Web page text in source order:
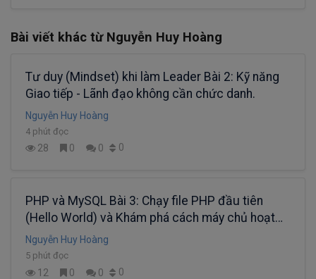
Bài viết khác từ Nguyễn Huy Hoàng
Tư duy (Mindset) khi làm Leader Bài 2: Kỹ năng
Giao tiếp - Lãnh đạo không cần chức danh.
Nguyễn Huy Hoàng
4 phút đọc
28 0 0 0
PHP và MySQL Bài 3: Chạy file PHP đầu tiên
(Hello World) và Khám phá cách máy chủ hoạt
động
Nguyễn Huy Hoàng
5 phút đọc
12 0 0 0